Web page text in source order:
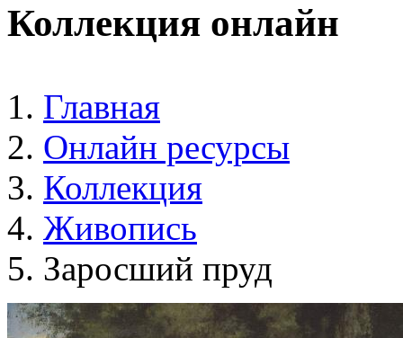
Коллекция онлайн
Главная
Онлайн ресурсы
Коллекция
Живопись
Заросший пруд